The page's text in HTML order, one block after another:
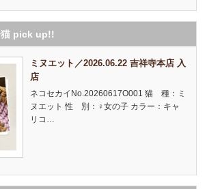
猫 pick up!!
ミヌエット／2026.06.22 吉祥寺本店 入
店
ネコセカイNo.20260617O001 猫 種：ミ
ヌエット 性 別：♀女の子 カラー：キャ
リコ…